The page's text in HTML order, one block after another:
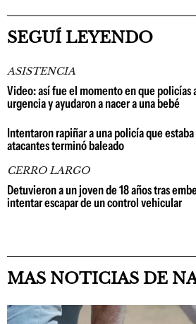
SEGUÍ LEYENDO
ASISTENCIA
Video: así fue el momento en que policías
urgencia y ayudaron a nacer a una bebé
Intentaron rapiñar a una policía que
atacantes terminó baleado
CERRO LARGO
Detuvieron a un joven de 18 años tras
intentar escapar de un control vehicular
MAS NOTICIAS DE